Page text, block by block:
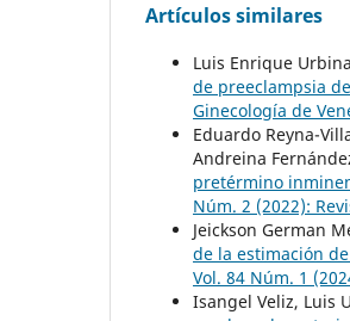
Artículos similares
Luis Enrique
de preeclampsia
Ginecología de
Eduardo Reyna-
Andreina
pretérmino
Núm. 2 (2022):
Jeickson German
de la estimación
Vol. 84 Núm. 1
Isangel Veliz, Luis